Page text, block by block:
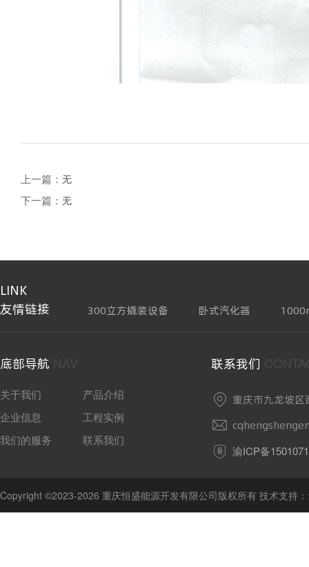
上一篇： 无
下一篇： 无
LINK
友情链接
300立方撬装设备 卧式汽化器
底部导航 NAV
关于我们
产品介绍
企业信息
工程实例
我们的服务
联系我们
联系我们
重庆市九龙坡
渝ICP备
Copyright ©2023-2026 重庆恒盛能源开发有限公司版权所有 技术支持：